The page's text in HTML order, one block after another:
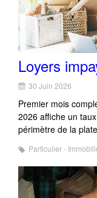
30 Juin 2026
Premier mois
2026 affiche un
périmètre de la
Particulier -